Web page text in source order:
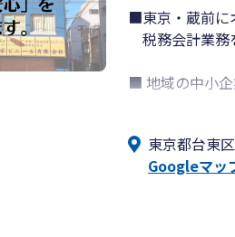
■東京・蔵前に
税務会計業務
■ 地域の中小企
個人事業主様
■弥生会計をメ
また、弥生ド
東京都台東
Googleマッ